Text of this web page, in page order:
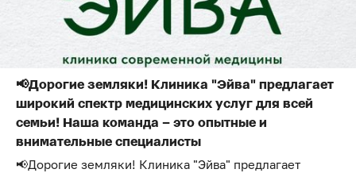
📢Дорогие земляки! Клиника "Эйва" предлагает
широкий спектр медицинских услуг для всей
семьи! Наша команда – это опытные и
внимательные специалисты
📢Дорогие земляки! Клиника "Эйва" предлагает